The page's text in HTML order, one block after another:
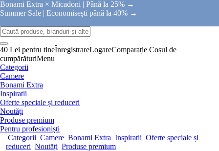
Bonami Extra × Micadoni | Până la 25% →
Summer Sale | Economisești până la 40% →
40 Lei pentru tineÎnregistrareLogareComparație Coșul de
cumpărăturiMenu
Categorii
Camere
Bonami Extra
Inspiratii
Oferte speciale și reduceri
Noutăți
Produse premium
Pentru profesioniști
Categorii Camere Bonami Extra Inspiratii Oferte speciale și
reduceri Noutăți Produse premium